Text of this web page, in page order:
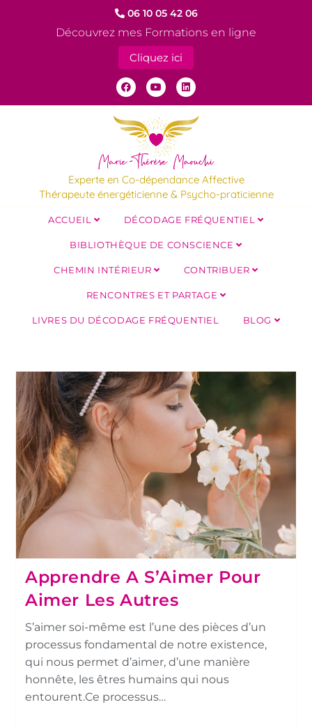
06 10 05 42 06
Découvrez mes Formations en ligne
Cliquez ici
Experte en Co-dépendance Affective
Thérapeute énergéticienne & Psycho-praticienne
ACCUEIL DÉCODAGE FRÉQUENTIEL
BIBLIOTHÈQUE DE CONSCIENCE
CHEMIN INTÉRIEUR CONTRIBUER
RENCONTRES ET PARTAGE
LIVRES DU DÉCODAGE FRÉQUENTIEL BLOG
Apprendre A S’Aimer Pour
Aimer Les Autres
S’aimer soi-même est l’une des pièces d’un
processus fondamental de notre existence,
qui nous permet d’aimer, d’une manière
honnête, les êtres humains qui nous
entourent.Ce processus…